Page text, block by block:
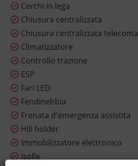
Cerchi in lega
Chiusura centralizzata
Chiusura centralizzata
Climatizzatore
Controllo trazione
ESP
Fari LED
Fendinebbia
Frenata d'emergenza assistita
Hill holder
Immobilizzatore elettronico
Isofix